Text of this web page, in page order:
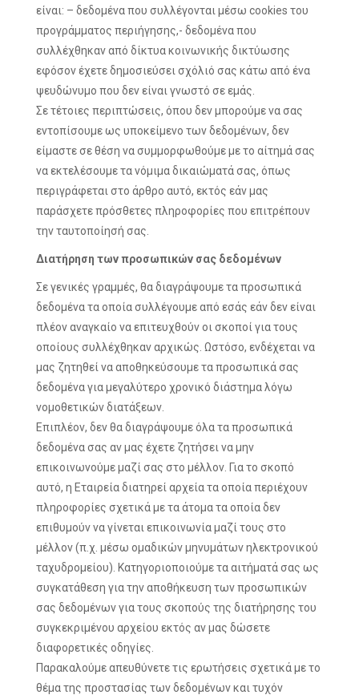
είναι: – δεδομένα που συλλέγονται μέσω cookies του
προγράμματος περιήγησης,- δεδομένα που
συλλέχθηκαν από δίκτυα κοινωνικής δικτύωσης
εφόσον έχετε δημοσιεύσει σχόλιό σας κάτω από ένα
ψευδώνυμο που δεν είναι γνωστό σε εμάς.
Σε τέτοιες περιπτώσεις, όπου δεν μπορούμε να σας
εντοπίσουμε ως υποκείμενο των δεδομένων, δεν
είμαστε σε θέση να συμμορφωθούμε με το αίτημά σας
να εκτελέσουμε τα νόμιμα δικαιώματά σας, όπως
περιγράφεται στο άρθρο αυτό, εκτός εάν μας
παράσχετε πρόσθετες πληροφορίες που επιτρέπουν
την ταυτοποίησή σας.
Διατήρηση των προσωπικών σας δεδομένων
Σε γενικές γραμμές, θα διαγράψουμε τα προσωπικά
δεδομένα τα οποία συλλέγουμε από εσάς εάν δεν είναι
πλέον αναγκαίο να επιτευχθούν οι σκοποί για τους
οποίους συλλέχθηκαν αρχικώς. Ωστόσο, ενδέχεται να
μας ζητηθεί να αποθηκεύσουμε τα προσωπικά σας
δεδομένα για μεγαλύτερο χρονικό διάστημα λόγω
νομοθετικών διατάξεων.
Επιπλέον, δεν θα διαγράψουμε όλα τα προσωπικά
δεδομένα σας αν μας έχετε ζητήσει να μην
επικοινωνούμε μαζί σας στο μέλλον. Για το σκοπό
αυτό, η Εταιρεία διατηρεί αρχεία τα οποία περιέχουν
πληροφορίες σχετικά με τα άτομα τα οποία δεν
επιθυμούν να γίνεται επικοινωνία μαζί τους στο
μέλλον (π.χ. μέσω ομαδικών μηνυμάτων ηλεκτρονικού
ταχυδρομείου). Κατηγοριοποιούμε τα αιτήματά σας ως
συγκατάθεση για την αποθήκευση των προσωπικών
σας δεδομένων για τους σκοπούς της διατήρησης του
συγκεκριμένου αρχείου εκτός αν μας δώσετε
διαφορετικές οδηγίες.
Παρακαλούμε απευθύνετε τις ερωτήσεις σχετικά με το
θέμα της προστασίας των δεδομένων και τυχόν